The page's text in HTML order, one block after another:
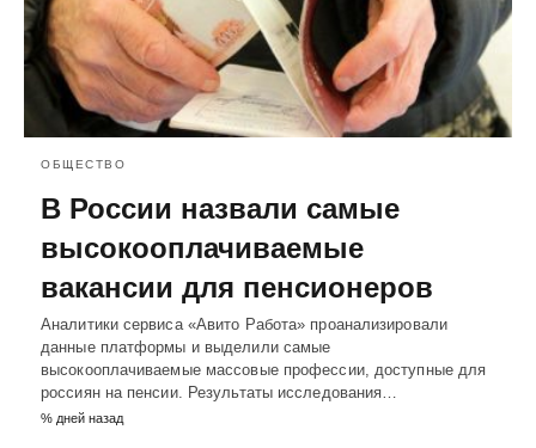
ОБЩЕСТВО
В России назвали самые
высокооплачиваемые
вакансии для пенсионеров
Аналитики сервиса «Авито Работа» проанализировали
данные платформы и выделили самые
высокооплачиваемые массовые профессии, доступные для
россиян на пенсии. Результаты исследования…
% дней назад